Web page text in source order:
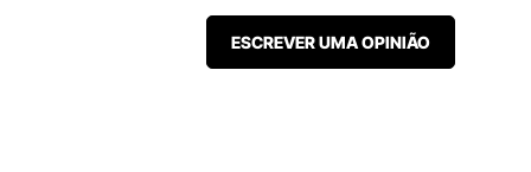
ESCREVER UMA OPINIÃO